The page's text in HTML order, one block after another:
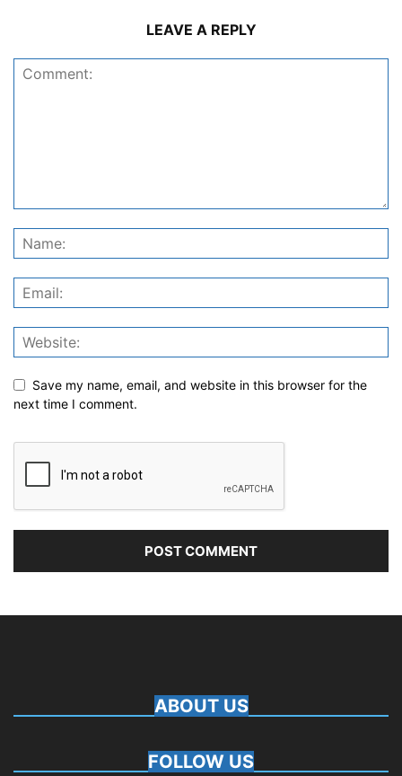
LEAVE A REPLY
Save my name, email, and website in this browser for the
next time I comment.
ABOUT US
FOLLOW US